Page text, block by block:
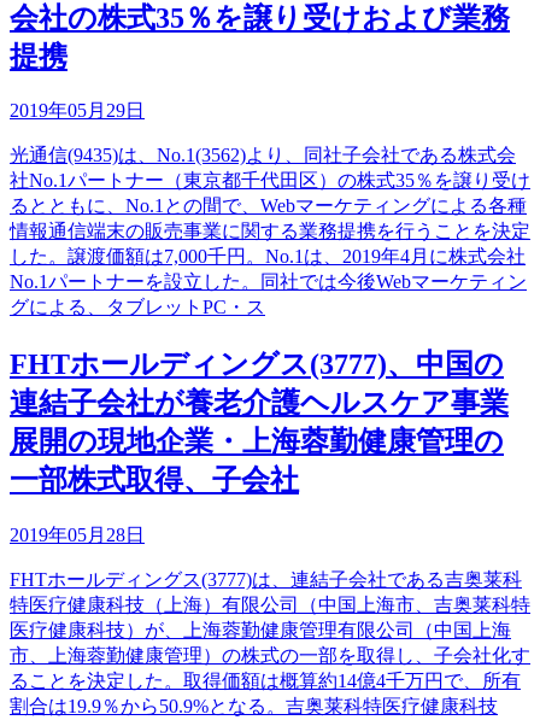
会社の株式35％を譲り受けおよび業務
提携
2019年05月29日
光通信(9435)は、No.1(3562)より、同社子会社である株式会
社No.1パートナー（東京都千代田区）の株式35％を譲り受け
るとともに、No.1との間で、Webマーケティングによる各種
情報通信端末の販売事業に関する業務提携を行うことを決定
した。譲渡価額は7,000千円。No.1は、2019年4月に株式会社
No.1パートナーを設立した。同社では今後Webマーケティン
グによる、タブレットPC・ス
FHTホールディングス(3777)、中国の
連結子会社が養老介護ヘルスケア事業
展開の現地企業・上海蓉勤健康管理の
一部株式取得、子会社
2019年05月28日
FHTホールディングス(3777)は、連結子会社である吉奥莱科
特医疗健康科技（上海）有限公司（中国上海市、吉奥莱科特
医疗健康科技）が、上海蓉勤健康管理有限公司（中国上海
市、上海蓉勤健康管理）の株式の一部を取得し、子会社化す
ることを決定した。取得価額は概算約14億4千万円で、所有
割合は19.9％から50.9%となる。吉奥莱科特医疗健康科技